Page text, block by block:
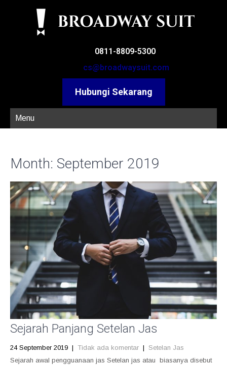
0811-8809-5300
cs@broadwaysuit.com
Hubungi Sekarang
Menu
Month: September 2019
Sejarah Panjang Setelan Jas
24 September 2019 | Tidak ada komentar | Setelan Jas
Sejarah awal pengguanaan jas Setelan jas atau biasanya disebut